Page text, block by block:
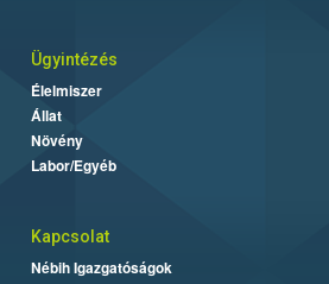
Ügyintézés
Élelmiszer
Állat
Növény
Labor/Egyéb
Kapcsolat
Nébih Igazgatóságok